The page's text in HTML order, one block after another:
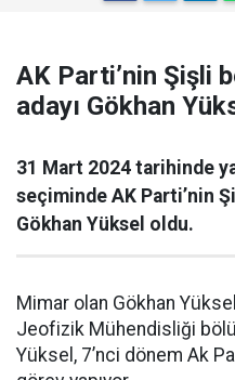
AK Parti’nin Şişli
adayı Gökhan
31 Mart 2024 tarihinde
seçiminde AK Parti’nin
Gökhan Yüksel oldu.
Mimar olan Gökhan
Jeofizik Mühendisliği
Yüksel, 7’nci dönem Ak